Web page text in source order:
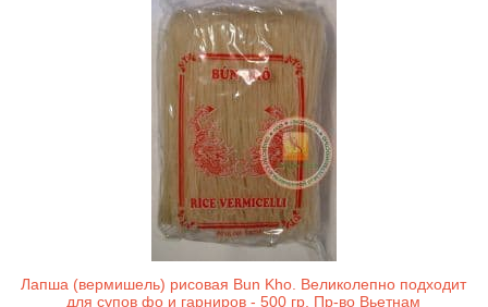
Лапша (вермишель) рисовая Bun Kho. Великолепно подходит
для супов фо и гарниров - 500 гр. Пр-во Вьетнам